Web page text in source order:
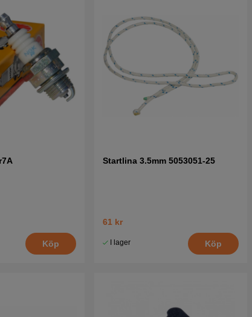
Husqvarna 455 Rancher II 2018-02
Husqvarna 455 e-series Rancher II
Köp
Startlina 3.5mm 5053051-25
61 kr
I lager Köp